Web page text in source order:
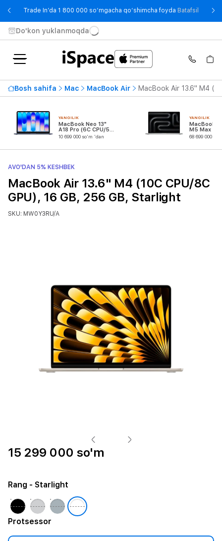
Trade In’da 1 800 000 so‘mgacha qo‘shimcha foyda Batafsil -
Do'kon yuklanmoqda
Bosh sahifa Mac MacBook Air MacBook Air 13.6" M4
YANGILIK
MacBook Neo 13"
A18 Pro (6C CPU/5C
GPU)
10 699 000 so'm 'dan
YANGILIK
MacBook
M5 Max
CPU/32C
68 699 000
AVO'DAN 5% KESHBEK
MacBook Air 13.6" M4 (10C CPU/8C
GPU), 16 GB, 256 GB, Starlight
SKU: MW0Y3RU/A
15 299 000 so'm
Protsessor
Rang - Starlight